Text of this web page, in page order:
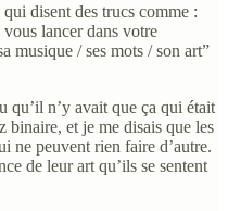
disent des trucs comme :
vous lancer dans votre
musique / ses mots / son art”
qu’il n’y avait que ça qui était
binaire, et je me disais que les
ne peuvent rien faire d’autre.
de leur art qu’ils se sentent